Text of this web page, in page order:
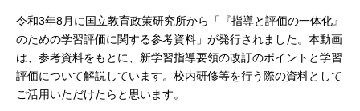
令和3年8月に国立教育政策研究所から「『指導と評価の一体化』
のための学習評価に関する参考資料」が発行されました。本動画
は、参考資料をもとに、新学習指導要領の改訂のポイントと学習
評価について解説しています。校内研修等を行う際の資料として
ご活用いただけたらと思います。